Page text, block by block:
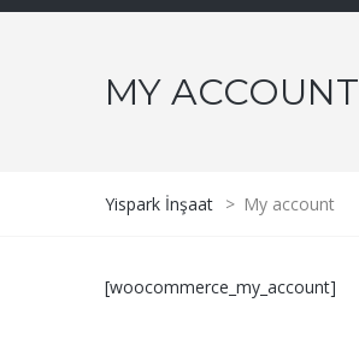
MY ACCOUNT
Yispark İnşaat > My account
[woocommerce_my_account]